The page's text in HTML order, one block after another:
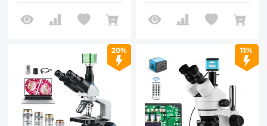
mechanische
Kentfaith
20% 11%